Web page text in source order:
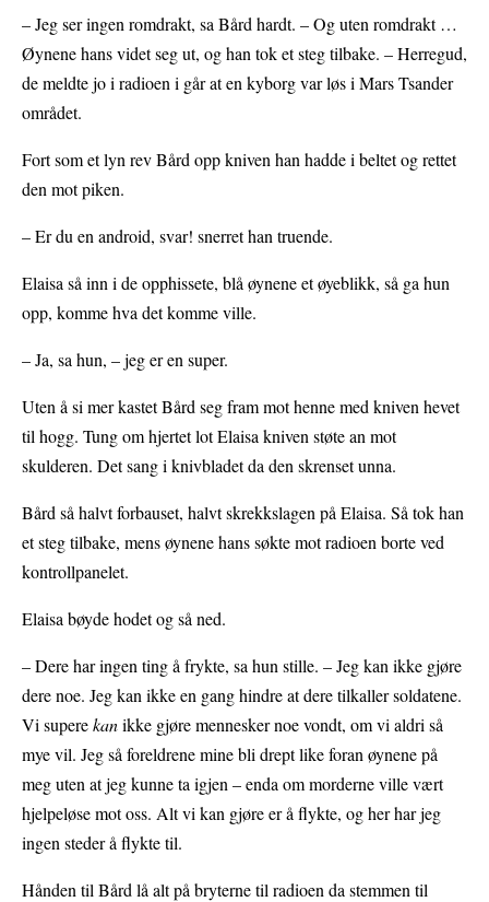
– Jeg ser ingen romdrakt, sa Bård hardt. – Og uten romdrakt …
Øynene hans videt seg ut, og han tok et steg tilbake. – Herregud,
de meldte jo i radioen i går at en kyborg var løs i Mars Tsander
området.
Fort som et lyn rev Bård opp kniven han hadde i beltet og rettet
den mot piken.
– Er du en android, svar! snerret han truende.
Elaisa så inn i de opphissete, blå øynene et øyeblikk, så ga hun
opp, komme hva det komme ville.
– Ja, sa hun, – jeg er en super.
Uten å si mer kastet Bård seg fram mot henne med kniven hevet
til hogg. Tung om hjertet lot Elaisa kniven støte an mot
skulderen. Det sang i knivbladet da den skrenset unna.
Bård så halvt forbauset, halvt skrekkslagen på Elaisa. Så tok han
et steg tilbake, mens øynene hans søkte mot radioen borte ved
kontrollpanelet.
Elaisa bøyde hodet og så ned.
– Dere har ingen ting å frykte, sa hun stille. – Jeg kan ikke gjøre
dere noe. Jeg kan ikke en gang hindre at dere tilkaller soldatene.
Vi superekanikke gjøre mennesker noe vondt, om vi aldri så
mye vil. Jeg så foreldrene mine bli drept like foran øynene på
meg uten at jeg kunne ta igjen – enda om morderne ville vært
hjelpeløse mot oss. Alt vi kan gjøre er å flykte, og her har jeg
ingen steder å flykte til.
Hånden til Bård lå alt på bryterne til radioen da stemmen til